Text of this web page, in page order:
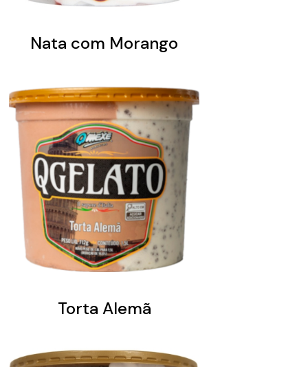
Nata com Morango
Torta Alemã